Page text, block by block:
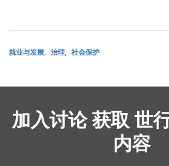
就业与发展 治理 社会保护
加入讨论 获取 世
内容